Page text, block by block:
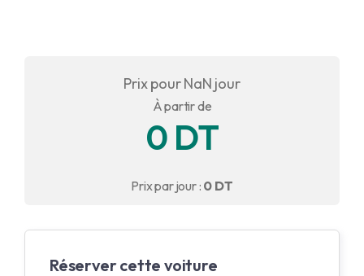
Prix pour NaN jour
À partir de
0 DT
Prix par jour : 0 DT
Réserver cette voiture